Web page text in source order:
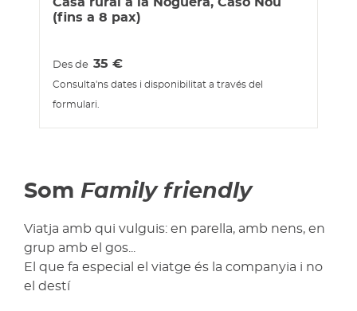
Casa rural a la Noguera, Caso Nou
(fins a 8 pax)
Des de 35€
Consulta'ns dates i disponibilitat a través del
formulari.
Som Family friendly
Viatja amb qui vulguis: en parella, amb nens, en
grup amb el gos...
El que fa especial el viatge és la companyia i no
el destí